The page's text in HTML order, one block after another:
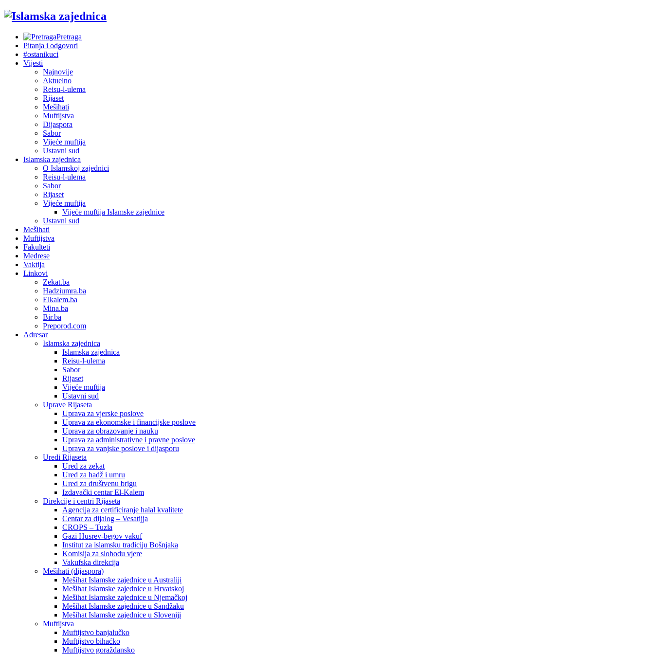
Pretraga
Pitanja i odgovori
#ostanikuci
Vijesti
Najnovije
Aktuelno
Reisu-l-ulema
Rijaset
Mešihati
Muftijstva
Dijaspora
Sabor
Vijeće muftija
Ustavni sud
Islamska zajednica
O Islamskoj zajednici
Reisu-l-ulema
Sabor
Rijaset
Vijeće muftija
Vijeće muftija Islamske zajednice
Ustavni sud
Mešihati
Muftijstva
Fakulteti
Medrese
Vaktija
Linkovi
Zekat.ba
Hadziumra.ba
Elkalem.ba
Mina.ba
Bir.ba
Preporod.com
Adresar
Islamska zajednica
Islamska zajednica
Reisu-l-ulema
Sabor
Rijaset
Vijeće muftija
Ustavni sud
Uprave Rijaseta
Uprava za vjerske poslove
Uprava za ekonomske i financijske poslove
Uprava za obrazovanje i nauku
Uprava za administrativne i pravne poslove
Uprava za vanjske poslove i dijasporu
Uredi Rijaseta
Ured za zekat
Ured za hadž i umru
Ured za društvenu brigu
Izdavački centar El-Kalem
Direkcije i centri Rijaseta
Agencija za certificiranje halal kvalitete
Centar za dijalog – Vesatijja
CROPS – Tuzla
Gazi Husrev-begov vakuf
Institut za islamsku tradiciju Bošnjaka
Komisija za slobodu vjere
Vakufska direkcija
Mešihati (dijaspora)
Mešihat Islamske zajednice u Australiji
Mešihat Islamske zajednice u Hrvatskoj
Mešihat Islamske zajednice u Njemačkoj
Mešihat Islamske zajednice u Sandžaku
Mešihat Islamske zajednice u Sloveniji
Muftijstva
Muftijstvo banjalučko
Muftijstvo bihaćko
Muftijstvo goraždansko